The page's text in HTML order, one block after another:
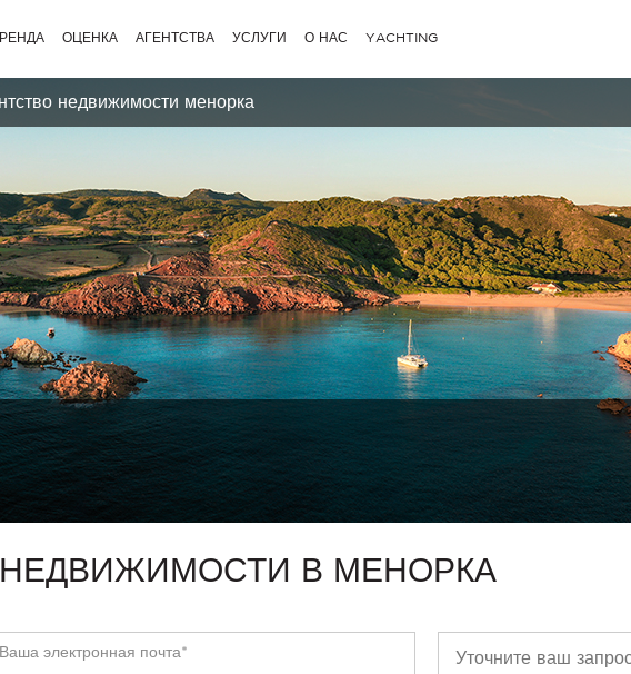
ОЦЕНКА АГЕНТСТВА УСЛУГИ О НАС YACHTING
недвижимости менорка
В МЕНОРКА